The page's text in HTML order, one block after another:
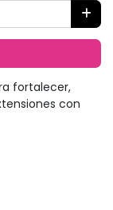
fortalecer,
con